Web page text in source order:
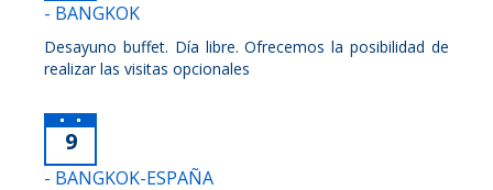
- BANGKOK
Desayuno buffet. Día libre. Ofrecemos la posibilidad de
realizar las visitas opcionales
9
- BANGKOK-ESPAÑA